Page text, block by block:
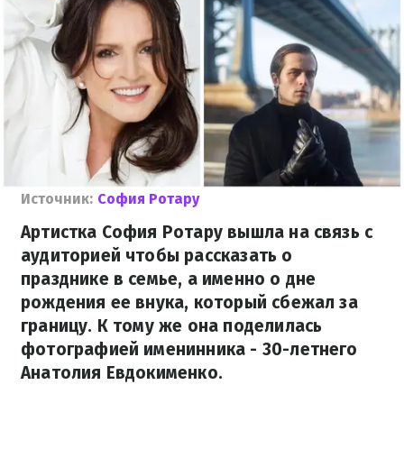
Источник: София Ротару
Артистка София Ротару вышла на связь с
аудиторией чтобы рассказать о
празднике в семье, а именно о дне
рождения ее внука, который сбежал за
границу. К тому же она поделилась
фотографией именинника - 30-летнего
Анатолия Евдокименко.